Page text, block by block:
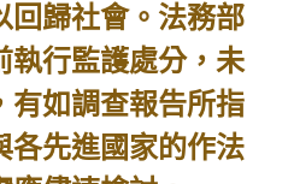
回歸社會。法務部
執行監護處分，未
有如調查報告所指
各先進國家的作法